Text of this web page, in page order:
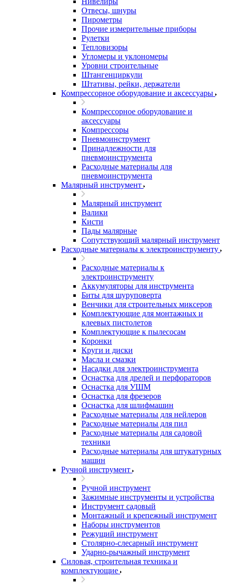
Отвесы, шнуры
Пирометры
Прочие измерительные приборы
Рулетки
Тепловизоры
Угломеры и уклономеры
Уровни строительные
Штангенциркули
Штативы, рейки, держатели
Компрессорное оборудование и аксессуары
Компрессорное оборудование и
аксессуары
Компрессоры
Пневмоинструмент
Принадлежности для
пневмоинструмента
Расходные материалы для
пневмоинструмента
Малярный инструмент
Малярный инструмент
Валики
Кисти
Пады малярные
Сопутствующий малярный инструмент
Расходные материалы к электроинструменту
Расходные материалы к
электроинструменту
Аккумуляторы для инструмента
Биты для шуруповерта
Венчики для строительных миксеров
Комплектующие для монтажных и
клеевых пистолетов
Комплектующие к пылесосам
Коронки
Круги и диски
Масла и смазки
Насадки для электроинструмента
Оснастка для дрелей и перфораторов
Оснастка для УШМ
Оснастка для фрезеров
Оснастка для шлифмашин
Расходные материалы для нейлеров
Расходные материалы для пил
Расходные материалы для садовой
техники
Расходные материалы для штукатурных
машин
Ручной инструмент
Ручной инструмент
Зажимные инструменты и устройства
Инструмент садовый
Монтажный и крепежный инструмент
Наборы инструментов
Режущий инструмент
Столярно-слесарный инструмент
Ударно-рычажный инструмент
Силовая, строительная техника и
комплектующие